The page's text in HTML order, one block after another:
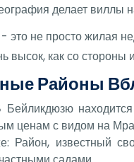
делает
не просто жилая
высок, как со стороны
Районы
ценам с видом на
Район, известный